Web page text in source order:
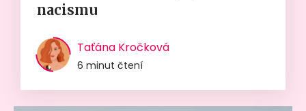
nacismu
Taťána Kročková
6 minut čtení